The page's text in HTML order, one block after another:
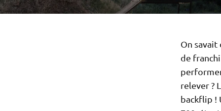
On
de
relever ?
backflip !